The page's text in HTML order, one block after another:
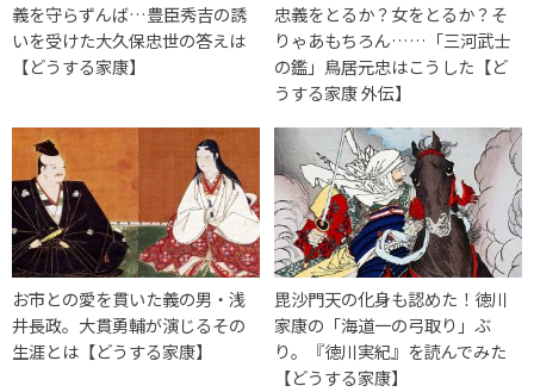
義を守らずんば…豊臣秀吉の誘
いを受けた大久保忠世の答えは
【どうする家康】
忠義をとるか？女をとるか？そ
りゃあもちろん……「三河武士
の鑑」鳥居元忠はこうした【ど
うする家康 外伝】
お市との愛を貫いた義の男・浅
井長政。大貫勇輔が演じるその
生涯とは【どうする家康】
毘沙門天の化身も認めた！徳川
家康の「海道一の弓取り」ぶ
り。『徳川実紀』を読んでみた
【どうする家康】